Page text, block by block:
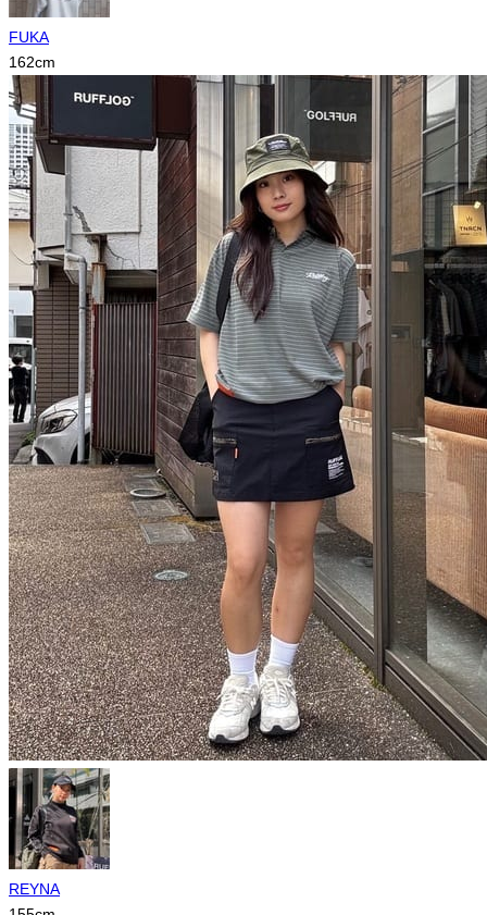
FUKA
162cm
REYNA